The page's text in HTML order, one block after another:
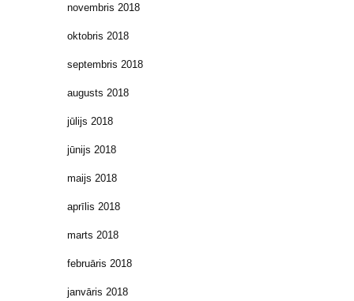
novembris 2018
oktobris 2018
septembris 2018
augusts 2018
jūlijs 2018
jūnijs 2018
maijs 2018
aprīlis 2018
marts 2018
februāris 2018
janvāris 2018